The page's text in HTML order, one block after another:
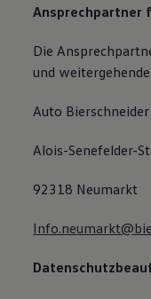
Ansprechpartner
Die
und
Auto
Alois-Senefelder-
92318 Neumarkt